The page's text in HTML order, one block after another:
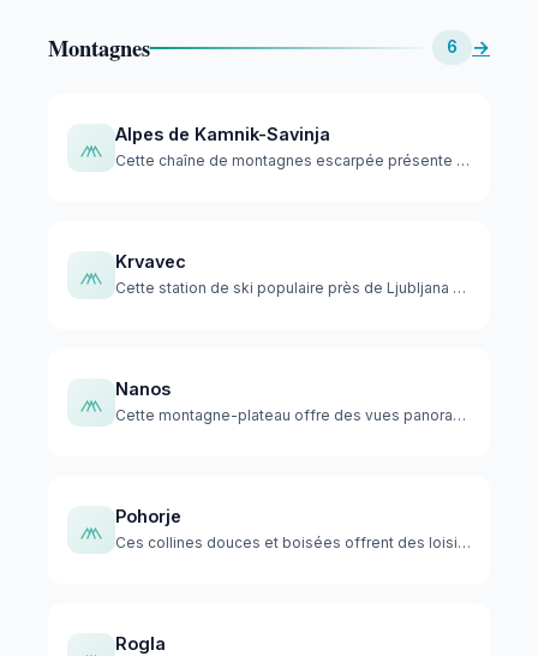
Montagnes 6 →
Alpes de Kamnik-Savinja
Cette chaîne de montagnes escarpée présente certains des pic…
Krvavec
Cette station de ski populaire près de Ljubljana offre un ac…
Nanos
Cette montagne-plateau offre des vues panoramiques spectacul…
Pohorje
Ces collines douces et boisées offrent des loisirs de plein …
Rogla